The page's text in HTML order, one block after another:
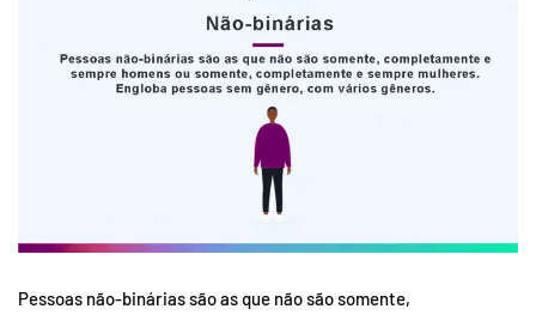
Pessoas não-binárias são as que não são somente,